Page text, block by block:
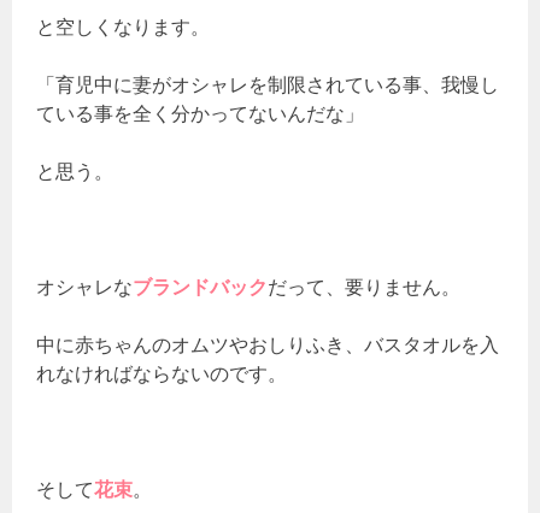
と空しくなります。
「育児中に妻がオシャレを制限されている事、我慢し
ている事を全く分かってないんだな」
と思う。
オシャレなブランドバックだって、要りません。
中に赤ちゃんのオムツやおしりふき、バスタオルを入
れなければならないのです。
そして花束。